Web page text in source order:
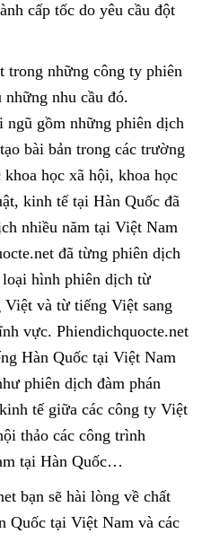
cấp tốc do yêu cầu đột
trong những công ty phiên
nhu cầu đó.
ngũ gồm những phiên dịch
bài bản trong các trường
học xã hội, khoa học
kinh tế tại Hàn Quốc đã
nhiều năm tại Việt Nam
đã từng phiên dịch
hình phiên dịch từ
Việt và từ tiếng Việt sang
vực. Phiendichquocte.net
Hàn Quốc tại Việt Nam
phiên dịch đàm phán
tế giữa các công ty Việt
thảo các công trình
tại Hàn Quốc…
bạn sẽ hài lòng về chất
Quốc tại Việt Nam và các